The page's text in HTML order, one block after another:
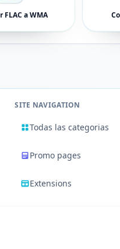
FLAC a WMA
SITE NAVIGATION
Todas las categorias
Promo pages
Extensions